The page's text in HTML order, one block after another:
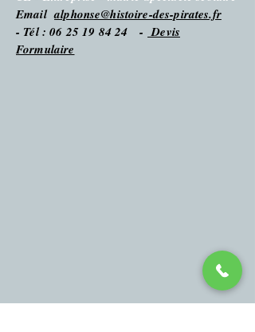
Emailalphonse@histoire-des-pirates.fr
- Tél : 06 25 19 84 24 - Devis
Formulaire